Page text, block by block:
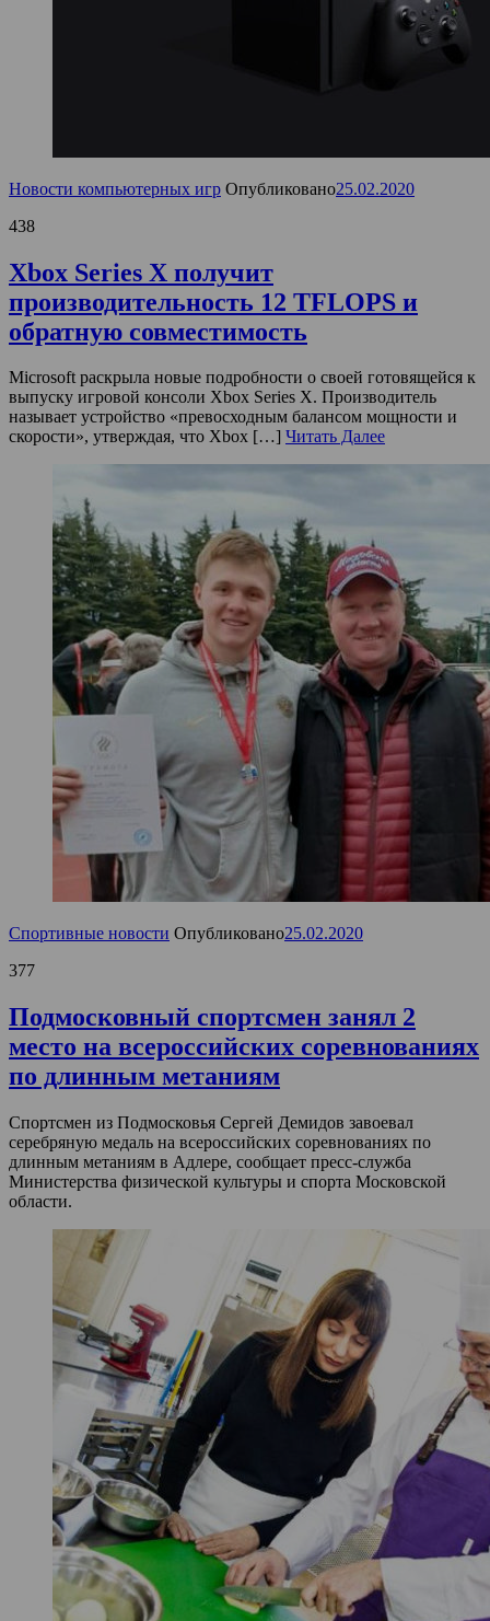
Новости компьютерных игр Опубликовано25.02.2020
438
Xbox Series X получит
производительность 12 TFLOPS и
обратную совместимость
Microsoft раскрыла новые подробности о своей готовящейся к
выпуску игровой консоли Xbox Series X. Производитель
называет устройство «превосходным балансом мощности и
скорости», утверждая, что Xbox […] Читать Далее
Спортивные новости Опубликовано25.02.2020
377
Подмосковный спортсмен занял 2
место на всероссийских соревнованиях
по длинным метаниям
Спортсмен из Подмосковья Сергей Демидов завоевал
серебряную медаль на всероссийских соревнованиях по
длинным метаниям в Адлере, сообщает пресс-служба
Министерства физической культуры и спорта Московской
области.